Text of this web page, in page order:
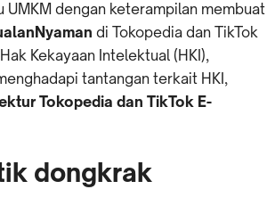
dengan keterampilan membuat
di Tokopedia dan TikTok
Kekayaan Intelektual (HKI),
tantangan terkait HKI,
Tokopedia dan TikTok E-
dongkrak